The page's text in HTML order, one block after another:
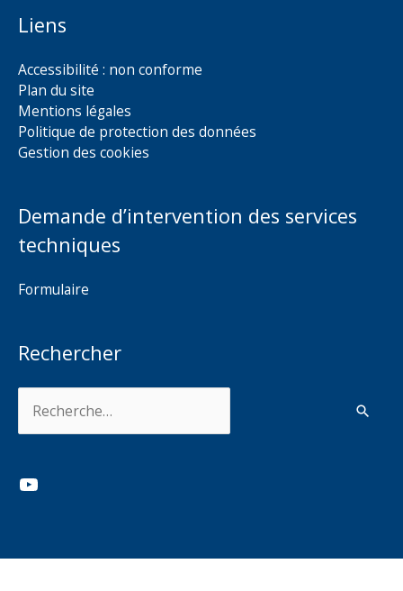
Liens
Accessibilité : non conforme
Plan du site
Mentions légales
Politique de protection des données
Gestion des cookies
Demande d’intervention des services
techniques
Formulaire
Rechercher
YouTube